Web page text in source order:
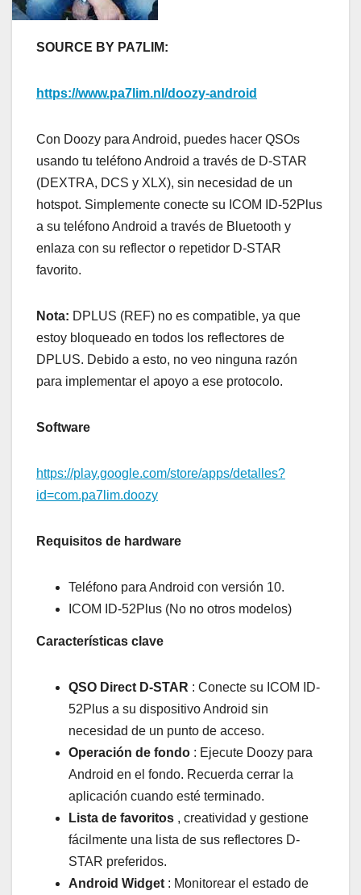
SOURCE BY PA7LIM:
https://www.pa7lim.nl/doozy-android
Con Doozy para Android, puedes hacer QSOs
usando tu teléfono Android a través de D-STAR
(DEXTRA, DCS y XLX), sin necesidad de un
hotspot. Simplemente conecte su ICOM ID-52Plus
a su teléfono Android a través de Bluetooth y
enlaza con su reflector o repetidor D-STAR
favorito.
Nota: DPLUS (REF) no es compatible, ya que
estoy bloqueado en todos los reflectores de
DPLUS. Debido a esto, no veo ninguna razón
para implementar el apoyo a ese protocolo.
Software
https://play.google.com/store/apps/detalles?
id=com.pa7lim.doozy
Requisitos de hardware
Teléfono para Android con versión 10.
ICOM ID-52Plus (No no otros modelos)
Características clave
QSO Direct D-STAR : Conecte su ICOM ID-
52Plus a su dispositivo Android sin
necesidad de un punto de acceso.
Operación de fondo : Ejecute Doozy para
Android en el fondo. Recuerda cerrar la
aplicación cuando esté terminado.
Lista de favoritos , creatividad y gestione
fácilmente una lista de sus reflectores D-
STAR preferidos.
Android Widget : Monitorear el estado de